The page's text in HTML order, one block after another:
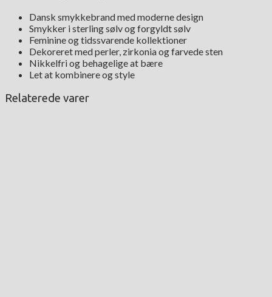
Dansk smykkebrand med moderne design
Smykker i sterling sølv og forgyldt sølv
Feminine og tidssvarende kollektioner
Dekoreret med perler, zirkonia og farvede sten
Nikkelfri og behagelige at bære
Let at kombinere og style
Relaterede varer